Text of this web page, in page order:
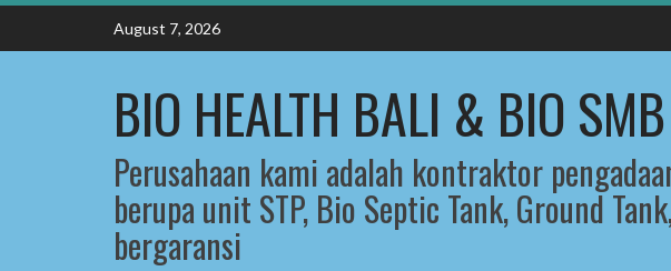
Skip
content
August 7, 2026
BIO HEALTH BALI & BIO
Perusahaan kami adalah kontraktor
berupa unit STP, Bio Septic Tank, Ground
bergaransi